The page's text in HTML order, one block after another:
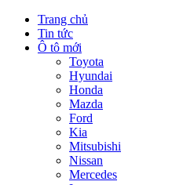
Trang chủ
Tin tức
Ô tô mới
Toyota
Hyundai
Honda
Mazda
Ford
Kia
Mitsubishi
Nissan
Mercedes